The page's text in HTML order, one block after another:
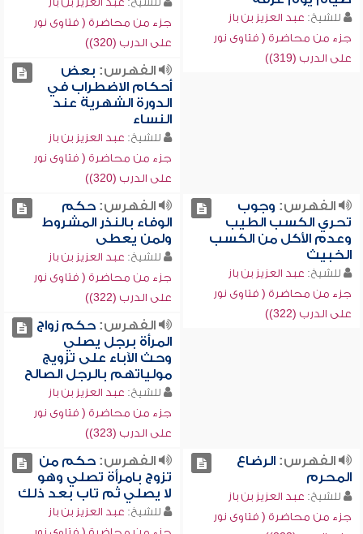
للشيخ: عبد العزيز بن باز
جزء من محاضرة ( فتاوى نور
على الدرب (319))
جزء من محاضرة ( فتاوى نور
على الدرب (320))
الفهرس: بعض
أحكام الاضطراب في
الدورة الشهرية عند
النساء
للشيخ: عبد العزيز بن باز
جزء من محاضرة ( فتاوى نور
على الدرب (320))
الفهرس: وجوب
تحري الكسب الطيب
وعدم الأكل من الكسب
الخبيث
للشيخ: عبد العزيز بن باز
جزء من محاضرة ( فتاوى نور
على الدرب (322))
الفهرس:حكم
الوفاء بالنذر المشروط
ولمن يعطى
للشيخ: عبد العزيز بن باز
جزء من محاضرة ( فتاوى نور
على الدرب (322))
الفهرس:حكم زواج
المرأة برجل يصلي
وحث الآباء على تزويج
مولياتهم بالرجل الصالح
للشيخ: عبد العزيز بن باز
جزء من محاضرة ( فتاوى نور
على الدرب (323))
الفهرس:الرضاع
المحرم
للشيخ: عبد العزيز بن باز
جزء من محاضرة ( فتاوى نور
الفهرس:حكم من
تزوج بامرأة تصلي وهو
لا يصلي ثم تاب بعد ذلك
للشيخ: عبد العزيز بن باز